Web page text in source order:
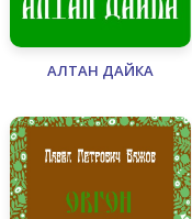
АЛТАН ДАЙКА